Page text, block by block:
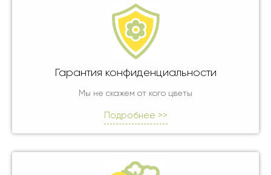
Гарантия конфиденциальности
Мы не скажем от кого цветы
Подробнее >>